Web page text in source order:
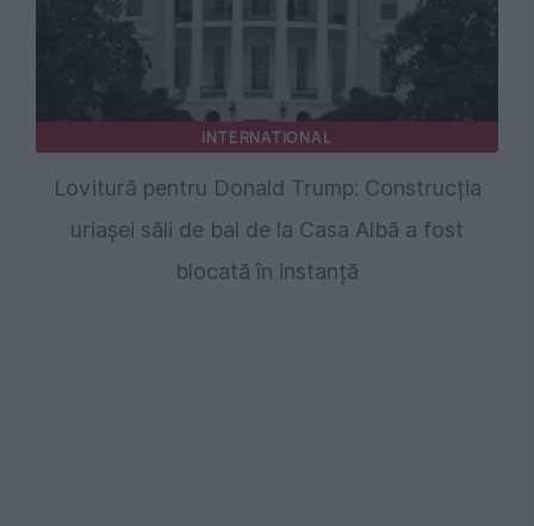
INTERNATIONAL
Lovitură pentru Donald Trump: Construcția
uriașei săli de bal de la Casa Albă a fost
blocată în instanță